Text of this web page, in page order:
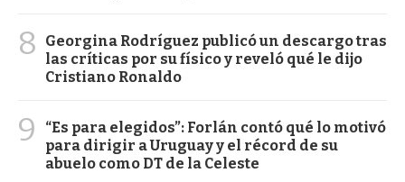
8
Georgina Rodríguez publicó un descargo tras
las críticas por su físico y reveló qué le dijo
Cristiano Ronaldo
9
“Es para elegidos”: Forlán contó qué lo motivó
para dirigir a Uruguay y el récord de su
abuelo como DT de la Celeste